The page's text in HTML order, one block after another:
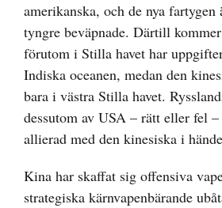
amerikanska, och de nya fartygen
tyngre beväpnade. Därtill
förutom i Stilla havet har
Indiska oceanen, medan den
bara i västra Stilla havet.
dessutom av USA – rätt eller fel
allierad med den kinesiska i
Kina har skaffat sig offensiva
strategiska kärnvapenbärande